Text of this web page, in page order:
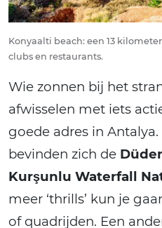
Konyaalti beach: een 13
clubs en restaurants.
Wie zonnen bij het
afwisselen met iets
goede adres in
bevinden zich de
Kurşunlu Waterfall
meer ‘thrills’ kun je
of quadrijden. Een